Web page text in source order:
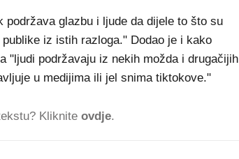
podržava glazbu i ljude da dijele to što su
iz istih razloga." Dodao je i kako
"ljudi podržavaju iz nekih možda i drugačijih
u medijima ili jel snima tiktokove."
Kliknite ovdje.